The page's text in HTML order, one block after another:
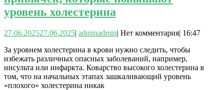
уровень холестерина
27.06.202527.06.2025| adminadmin| Нет комментария| 16:47
За уровнем холестерина в крови нужно следить, чтобы
избежать различных опасных заболеваний, например,
инсульта или инфаркта. Коварство высокого холестерина в
том, что на начальных этапах зашкаливающий уровень
«плохого» холестерина никак